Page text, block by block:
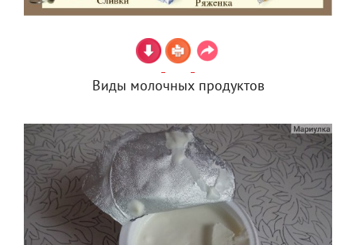
Виды молочных продуктов